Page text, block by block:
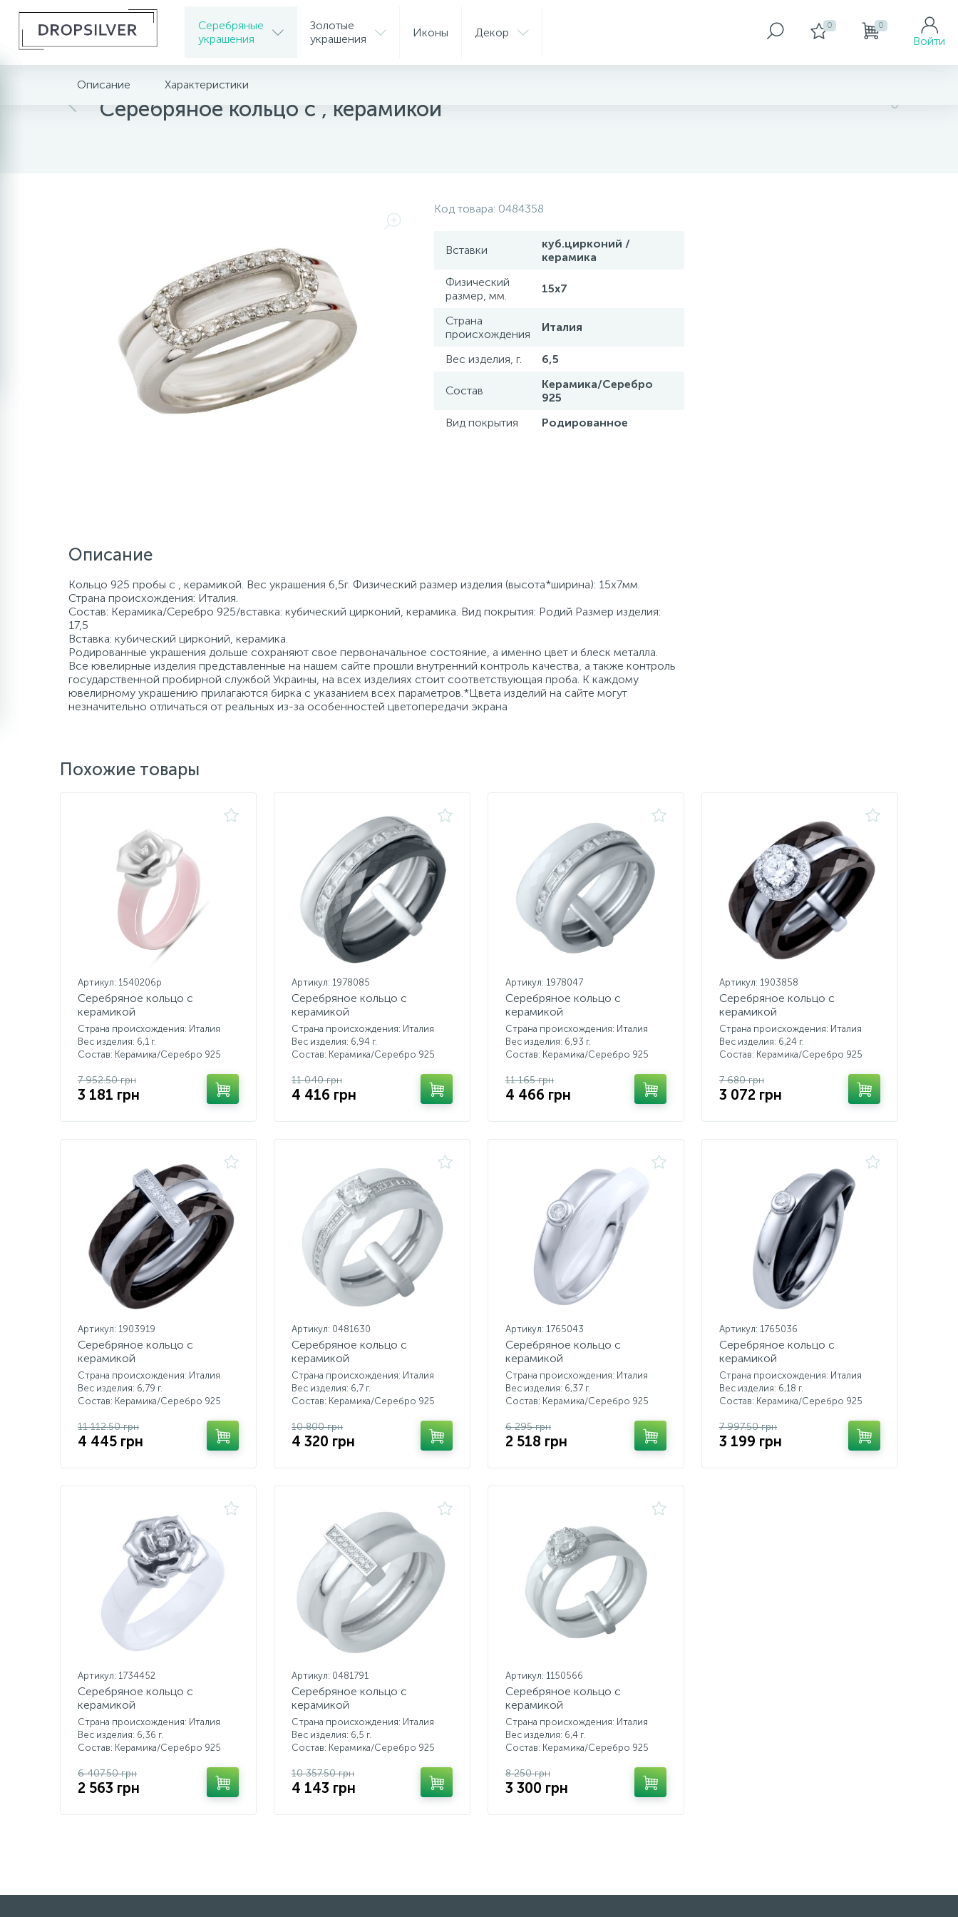
Серебряные
украшения
Золотые
украшения
Иконы Декор 0 0
Войти
Главная Серебряные украшения
Серебряное кольцо с , керамикой
Описание Характеристики
Код товара: 0484358
Вставки
куб.цирконий /
керамика
Физический
размер, мм.
15х7
Страна
происхождения
Италия
Вес изделия, г. 6,5
Состав
Керамика/Серебро
925
Вид покрытия
Родированное
Описание
Кольцо 925 пробы с , керамикой. Вес украшения 6,5г. Физический размер изделия (высота*ширина): 15х7мм.
Страна происхождения: Италия.
Состав: Керамика/Серебро 925/вставка: кубический цирконий, керамика. Вид покрытия: Родий Размер изделия:
17,5
Вставка: кубический цирконий, керамика.
Родированные украшения дольше сохраняют свое первоначальное состояние, а именно цвет и блеск металла.
Все ювелирные изделия представленные на нашем сайте прошли внутренний контроль качества, а также контроль
государственной пробирной службой Украины, на всех изделиях стоит соответствующая проба. К каждому
ювелирному украшению прилагаются бирка с указанием всех параметров.*Цвета изделий на сайте могут
незначительно отличаться от реальных из-за особенностей цветопередачи экрана
Похожие товары
Артикул: 1540206p
Серебряное кольцо с
керамикой
Страна происхождения: Италия
Вес изделия: 6,1 г.
Состав: Керамика/Серебро 925
7 952.50 грн
3 181 грн
Артикул: 1978085
Серебряное кольцо с
керамикой
Страна происхождения: Италия
Вес изделия: 6,94 г.
Состав: Керамика/Серебро 925
11 040 грн
4 416 грн
Артикул: 1978047
Серебряное кольцо с
керамикой
Страна происхождения: Италия
Вес изделия: 6,93 г.
Состав: Керамика/Серебро 925
11 165 грн
4 466 грн
Артикул: 1903858
Серебряное кольцо с
керамикой
Страна происхождения: Италия
Вес изделия: 6,24 г.
Состав: Керамика/Серебро 925
7 680 грн
3 072 грн
Артикул: 1903919
Серебряное кольцо с
керамикой
Страна происхождения: Италия
Вес изделия: 6,79 г.
Состав: Керамика/Серебро 925
11 112.50 грн
4 445 грн
Артикул: 0481630
Серебряное кольцо с
керамикой
Страна происхождения: Италия
Вес изделия: 6,7 г.
Состав: Керамика/Серебро 925
10 800 грн
4 320 грн
Артикул: 1765043
Серебряное кольцо с
керамикой
Страна происхождения: Италия
Вес изделия: 6,37 г.
Состав: Керамика/Серебро 925
6 295 грн
2 518 грн
Артикул: 1765036
Серебряное кольцо с
керамикой
Страна происхождения: Италия
Вес изделия: 6,18 г.
Состав: Керамика/Серебро 925
7 997.50 грн
3 199 грн
Артикул: 1734452
Серебряное кольцо с
керамикой
Страна происхождения: Италия
Вес изделия: 6,36 г.
Состав: Керамика/Серебро 925
6 407.50 грн
2 563 грн
Артикул: 0481791
Серебряное кольцо с
керамикой
Страна происхождения: Италия
Вес изделия: 6,5 г.
Состав: Керамика/Серебро 925
10 357.50 грн
4 143 грн
Артикул: 1150566
Серебряное кольцо с
керамикой
Страна происхождения: Италия
Вес изделия: 6,4 г.
Состав: Керамика/Серебро 925
8 250 грн
3 300 грн